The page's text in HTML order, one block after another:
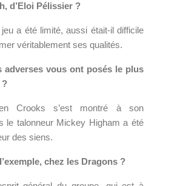
d’Eloi Pélissier ?
a été limité, aussi était-il difficile
véritablement ses qualités.
adverses vous ont posés le plus
?
Crooks s’est montré à son
le talonneur Mickey Higham a été
des siens.
chez les Dragons ?